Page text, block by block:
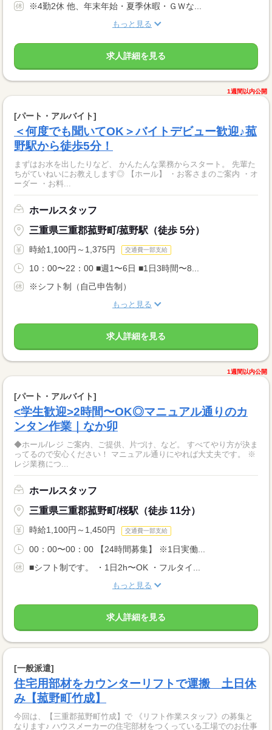
※4勤2休 他、年末年始・夏季休暇・ＧＷな...
もっと見る
求人詳細を見る
1週間以内公開
[パート・アルバイト]
＜何度でも聞いてOK＞バイトデビュー歓迎♪菰
野駅から徒歩5分！
まずはお水を出したりなど、 かんたんな業務からスタート。 先輩た
ちがていねいにお教えします◎ 【ホール】 ・お客さまのご案内 ・オ
ーダー ・お料...
ホールスタッフ
三重県三重郡菰野町/菰野駅（徒歩 5分）
時給1,100円～1,375円 交通費一部支給
10：00〜22：00 ■週1〜6日 ■1日3時間〜8...
※シフト制（自己申告制）
もっと見る
求人詳細を見る
1週間以内公開
[パート・アルバイト]
<学生歓迎>2時間〜OK◎マニュアル通りのカ
ンタン作業｜なか卯
◆ホール/レジ ご案内、ご提供、片づけ、など。 すべてやり方が決ま
ってるので安心ください！ マニュアル通りにやれば大丈夫です。 ※
レジ業務につ...
ホールスタッフ
三重県三重郡菰野町/桜駅（徒歩 11分）
時給1,100円～1,450円 交通費一部支給
00：00〜00：00 【24時間募集】 ※1日実働...
■シフト制です。 ・1日2h〜OK ・フルタイ...
もっと見る
求人詳細を見る
[一般派遣]
住宅用部材をカウンターリフトで運搬 土日休
み【菰野町竹成】
今回は、【三重郡菰野町竹成】で 《リフト作業スタッフ》の募集と
なります♪ ハウスメーカーの住宅部材をつくっている工場でのお仕事